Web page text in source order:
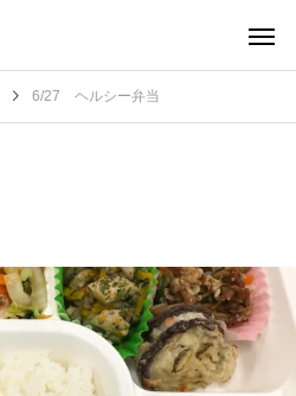
6/27 ヘルシー弁当